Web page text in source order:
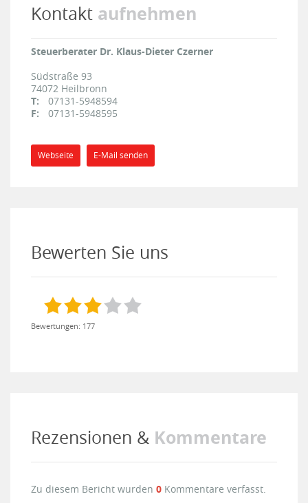
Kontakt aufnehmen
Steuerberater Dr. Klaus-Dieter Czerner
Südstraße 93
74072 Heilbronn
T:
07131-5948594
F:
07131-5948595
Webseite E-Mail senden
Bewerten Sie uns
Bewertungen: 177
Rezensionen & Kommentare
Zu diesem Bericht wurden 0 Kommentare verfasst.